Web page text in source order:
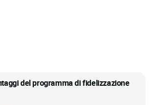
del programma di fidelizzazione